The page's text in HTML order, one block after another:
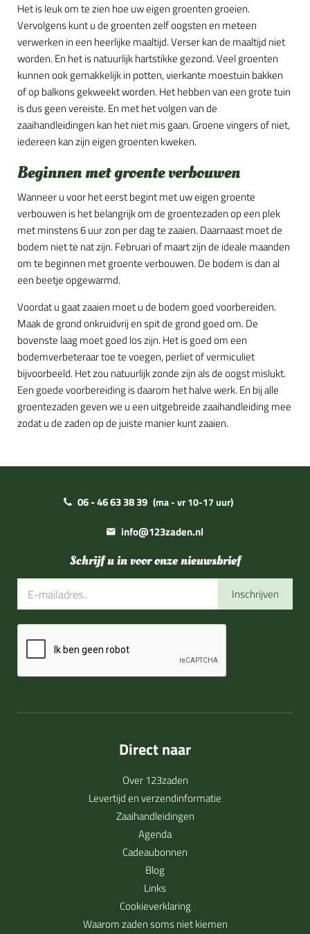
Het is leuk om te zien hoe uw eigen groenten groeien.
Vervolgens kunt u de groenten zelf oogsten en meteen
verwerken in een heerlijke maaltijd. Verser kan de maaltijd niet
worden. En het is natuurlijk hartstikke gezond. Veel groenten
kunnen ook gemakkelijk in potten, vierkante moestuin bakken
of op balkons gekweekt worden. Het hebben van een grote tuin
is dus geen vereiste. En met het volgen van de
zaaihandleidingen kan het niet mis gaan. Groene vingers of niet,
iedereen kan zijn eigen groenten kweken.
Beginnen met groente verbouwen
Wanneer u voor het eerst begint met uw eigen groente
verbouwen is het belangrijk om de groentezaden op een plek
met minstens 6 uur zon per dag te zaaien. Daarnaast moet de
bodem niet te nat zijn. Februari of maart zijn de ideale maanden
om te beginnen met groente verbouwen. De bodem is dan al
een beetje opgewarmd.
Voordat u gaat zaaien moet u de bodem goed voorbereiden.
Maak de grond onkruidvrij en spit de grond goed om. De
bovenste laag moet goed los zijn. Het is goed om een
bodemverbeteraar toe te voegen, perliet of vermiculiet
bijvoorbeeld. Het zou natuurlijk zonde zijn als de oogst mislukt.
Een goede voorbereiding is daarom het halve werk. En bij alle
groentezaden geven we u een uitgebreide zaaihandleiding mee
zodat u de zaden op de juiste manier kunt zaaien.
06 - 46 63 38 39 (ma - vr 10-17 uur)
info@123zaden.nl
Schrijf u in voor onze nieuwsbrief
Inschrijven
Direct naar
Over 123zaden
Levertijd en verzendinformatie
Zaaihandleidingen
Agenda
Cadeaubonnen
Blog
Links
Cookieverklaring
Waarom zaden soms niet kiemen